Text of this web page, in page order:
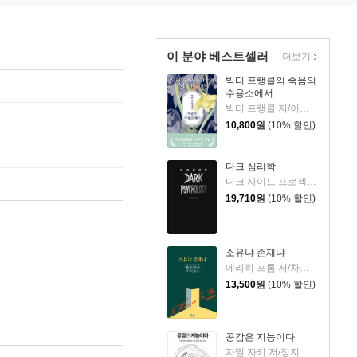
이 분야 베스트셀러
빅터 프랭클의 죽음의
수용소에서
빅터 프랭클 저/이시형 역
10,800원 (10% 할인)
다크 심리학
다크 사이드 프로젝트 저
19,710원 (10% 할인)
소유냐 존재냐
에리히 프롬 저/차경아 역
13,500원 (10% 할인)
공감은 지능이다
자밀 자키 저/정지인 역
더보기